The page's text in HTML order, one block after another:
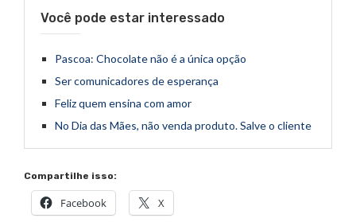
Você pode estar interessado
Pascoa: Chocolate não é a única opção
Ser comunicadores de esperança
Feliz quem ensina com amor
No Dia das Mães, não venda produto. Salve o cliente
Compartilhe isso:
Facebook X